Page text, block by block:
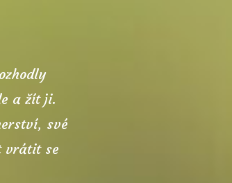
a žít ji.
své
vrátit se